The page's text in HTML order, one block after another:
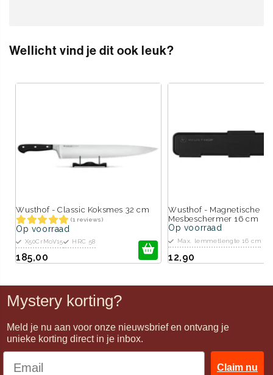
Wellicht vind je dit ook leuk?
Wusthof - Classic Koksmes 32 cm
(1 reviews)
Op voorraad
X50CrMoV15 HRC 58
185,00
Wusthof - Magnetische
Mesbeschermer 16 cm
Op voorraad
Max. lemmetlengte 16 cm
12,90
Mystery korting?
Meld je nu aan voor onze nieuwsbrief en ontvang je
unieke korting direct in je inbox.
Claim nu